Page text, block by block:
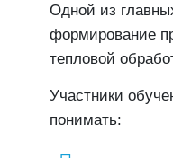
Одной из
формирование
тепловой
Участники
понимать: